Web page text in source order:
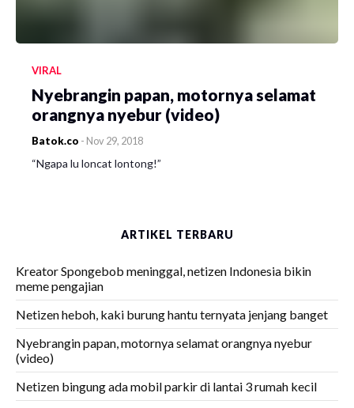
VIRAL
Nyebrangin papan, motornya selamat
orangnya nyebur (video)
Batok.co - Nov 29, 2018
“Ngapa lu loncat lontong!”
ARTIKEL TERBARU
Kreator Spongebob meninggal, netizen Indonesia bikin
meme pengajian
Netizen heboh, kaki burung hantu ternyata jenjang banget
Nyebrangin papan, motornya selamat orangnya nyebur
(video)
Netizen bingung ada mobil parkir di lantai 3 rumah kecil